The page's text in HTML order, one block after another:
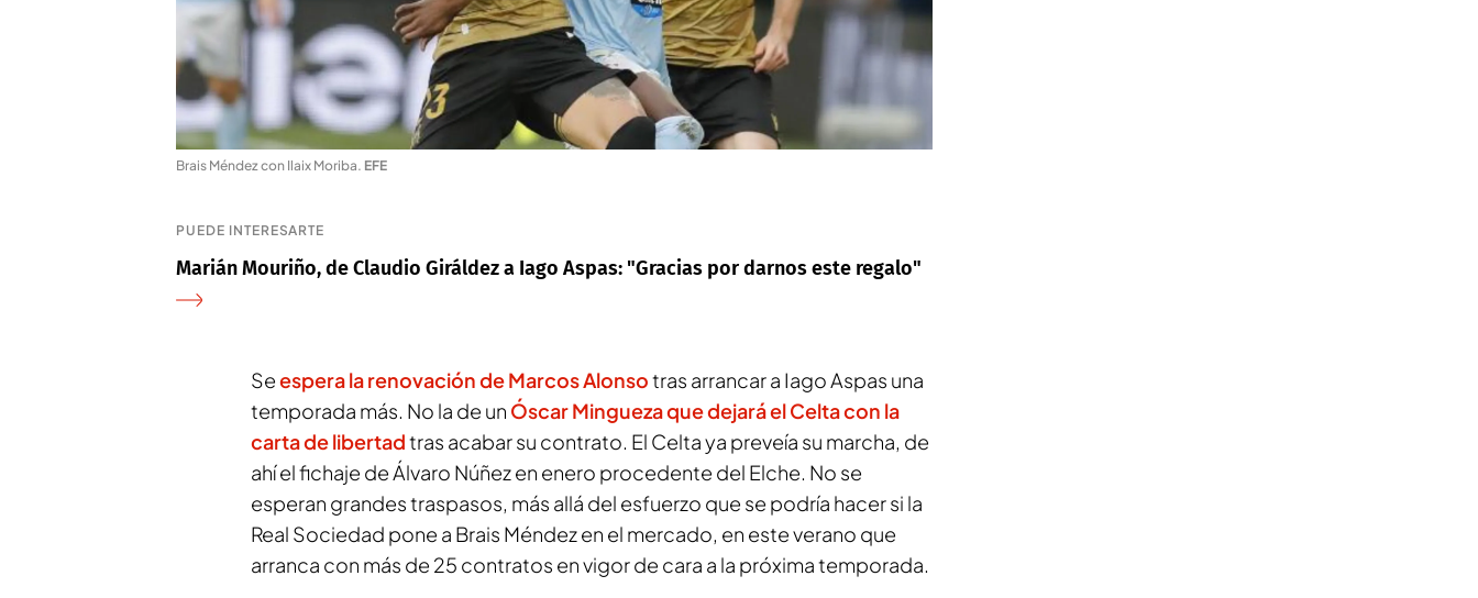
Brais Méndez con Ilaix Moriba. EFE
PUEDE INTERESARTE
Marián Mouriño, de Claudio Giráldez a Iago Aspas: "Gracias por darnos este regalo"
Seespera la renovación de Marcos Alonsotras arrancar a Iago Aspas una
temporada más. No la de un Óscar Mingueza que dejará el Celta con la
carta de libertadtras acabar su contrato. El Celta ya preveía su marcha, de
ahí el fichaje de Álvaro Núñez en enero procedente del Elche. No se
esperan grandes traspasos, más allá del esfuerzo que se podría hacer si la
Real Sociedad pone a Brais Méndez en el mercado, en este verano que
arranca con más de 25 contratos en vigor de cara a la próxima temporada.